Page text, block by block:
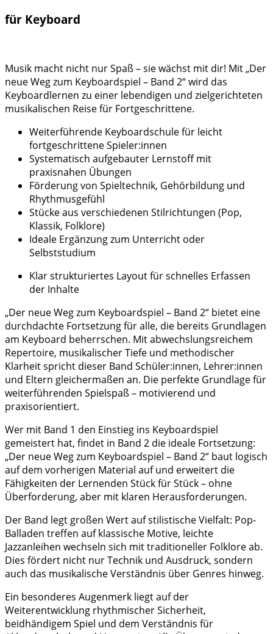
für Keyboard
Musik macht nicht nur Spaß – sie wächst mit dir! Mit „Der
neue Weg zum Keyboardspiel – Band 2“ wird das
Keyboardlernen zu einer lebendigen und zielgerichteten
musikalischen Reise für Fortgeschrittene.
Weiterführende Keyboardschule für leicht
fortgeschrittene Spieler:innen
Systematisch aufgebauter Lernstoff mit
praxisnahen Übungen
Förderung von Spieltechnik, Gehörbildung und
Rhythmusgefühl
Stücke aus verschiedenen Stilrichtungen (Pop,
Klassik, Folklore)
Ideale Ergänzung zum Unterricht oder
Selbststudium
Klar strukturiertes Layout für schnelles Erfassen
der Inhalte
„Der neue Weg zum Keyboardspiel – Band 2“ bietet eine
durchdachte Fortsetzung für alle, die bereits Grundlagen
am Keyboard beherrschen. Mit abwechslungsreichem
Repertoire, musikalischer Tiefe und methodischer
Klarheit spricht dieser Band Schüler:innen, Lehrer:innen
und Eltern gleichermaßen an. Die perfekte Grundlage für
weiterführenden Spielspaß – motivierend und
praxisorientiert.
Wer mit Band 1 den Einstieg ins Keyboardspiel
gemeistert hat, findet in Band 2 die ideale Fortsetzung:
„Der neue Weg zum Keyboardspiel – Band 2“ baut logisch
auf dem vorherigen Material auf und erweitert die
Fähigkeiten der Lernenden Stück für Stück – ohne
Überforderung, aber mit klaren Herausforderungen.
Der Band legt großen Wert auf stilistische Vielfalt: Pop-
Balladen treffen auf klassische Motive, leichte
Jazzanleihen wechseln sich mit traditioneller Folklore ab.
Dies fördert nicht nur Technik und Ausdruck, sondern
auch das musikalische Verständnis über Genres hinweg.
Ein besonderes Augenmerk liegt auf der
Weiterentwicklung rhythmischer Sicherheit,
beidhändigem Spiel und dem Verständnis für